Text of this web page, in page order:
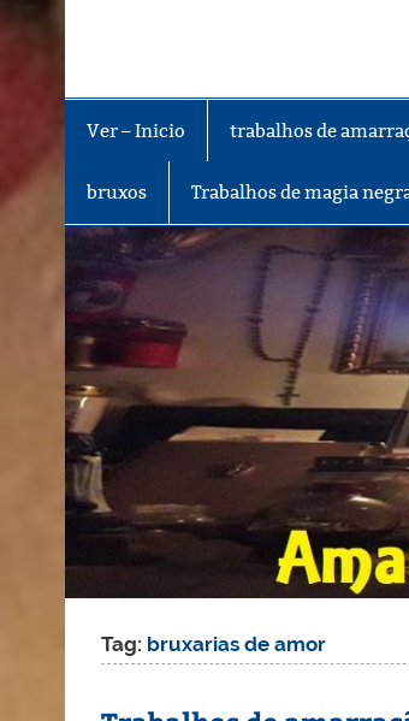
Ver – Inicio trabalhos de
bruxos Trabalhos de magia
Tag: bruxarias de amor